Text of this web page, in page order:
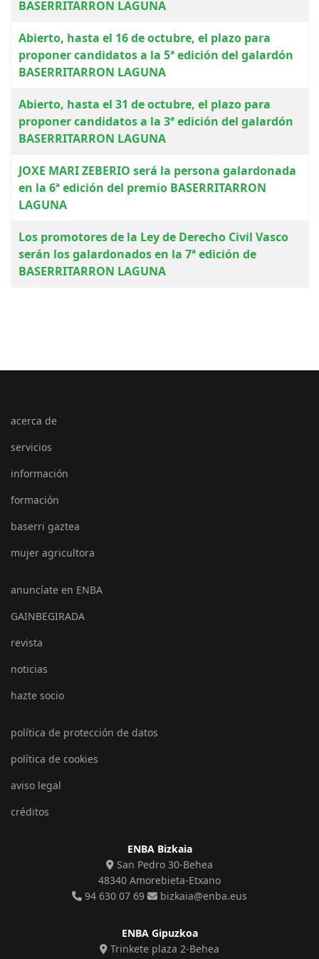
BASERRITARRON LAGUNA
Abierto, hasta el 16 de octubre, el plazo para
proponer candidatos a la 5ª edición del galardón
BASERRITARRON LAGUNA
Abierto, hasta el 31 de octubre, el plazo para
proponer candidatos a la 3ª edición del galardón
BASERRITARRON LAGUNA
JOXE MARI ZEBERIO será la persona galardonada
en la 6ª edición del premio BASERRITARRON
LAGUNA
Los promotores de la Ley de Derecho Civil Vasco
serán los galardonados en la 7ª edición de
BASERRITARRON LAGUNA
acerca de
servicios
información
formación
baserri gaztea
mujer agricultora
anuncíate en ENBA
GAINBEGIRADA
revista
noticias
hazte socio
política de protección de datos
política de cookies
aviso legal
créditos
ENBA Bizkaia
San Pedro 30-Behea
48340 Amorebieta-Etxano
94 630 07 69
bizkaia@enba.eus
ENBA Gipuzkoa
Trinkete plaza 2-Behea